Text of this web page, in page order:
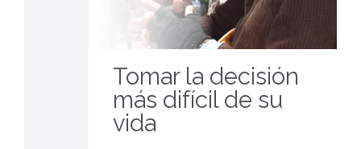
Tomar la decisión
más difícil de su
vida